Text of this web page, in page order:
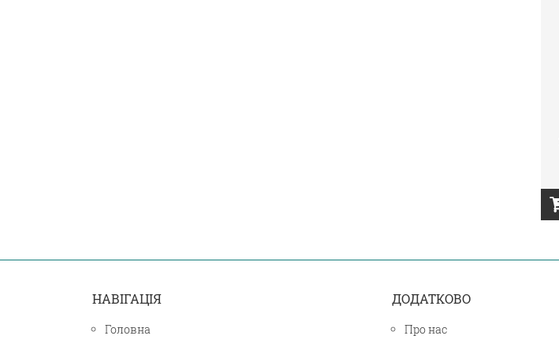
НАВІГАЦІЯ
Головна
ДОДАТКОВО
Про нас